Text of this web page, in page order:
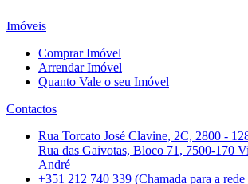
Imóveis
Comprar Imóvel
Arrendar Imóvel
Quanto Vale o seu Imóvel
Contactos
Rua Torcato José Clavine, 2C, 2800 -
Rua das Gaivotas, Bloco 71, 7500-170
André
+351 212 740 339 (Chamada para a